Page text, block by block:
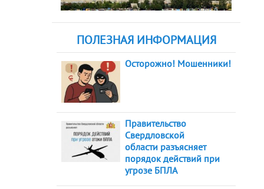
ПОЛЕЗНАЯ ИНФОРМАЦИЯ
Осторожно! Мошенники!
Правительство
Свердловской
области разъясняет
порядок действий при
угрозе БПЛА